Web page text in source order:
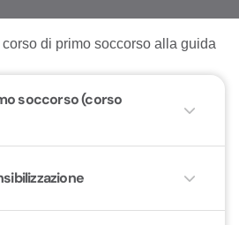
di primo soccorso alla guida
soccorso (corso